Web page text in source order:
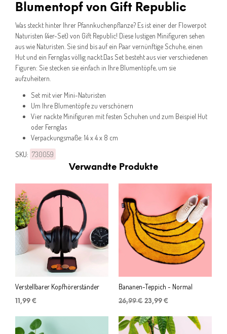
Blumentopf von Gift Republic
Was steckt hinter Ihrer Pfannkuchenpflanze? Es ist einer der Flowerpot
Naturisten (4er-Set) von Gift Republic! Diese lustigen Minifiguren sehen
aus wie Naturisten. Sie sind bis auf ein Paar vernünftige Schuhe, einen
Hut und ein Fernglas völlig nackt.Das Set besteht aus vier verschiedenen
Figuren: Sie stecken sie einfach in Ihre Blumentöpfe, um sie
aufzuheitern.
Set mit vier Mini-Naturisten
Um Ihre Blumentöpfe zu verschönern
Vier nackte Minifiguren mit festen Schuhen und zum Beispiel Hut
oder Fernglas
Verpackungsmaße: 14 x 4 x 8 cm
SKU: 730059
Verwandte Produkte
Verstellbarer Kopfhörerständer
11,99 €
Bananen-Teppich - Normal
26,99€ Ursprünglicher
war:
26,99 €
23,99 €
ist:
23,99 €.